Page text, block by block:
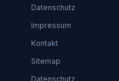
Datenschutz
Impressum
Kontakt
Sitemap
Datenschutz